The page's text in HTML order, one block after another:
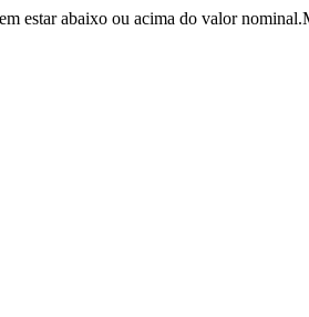
estar abaixo ou acima do valor nominal.